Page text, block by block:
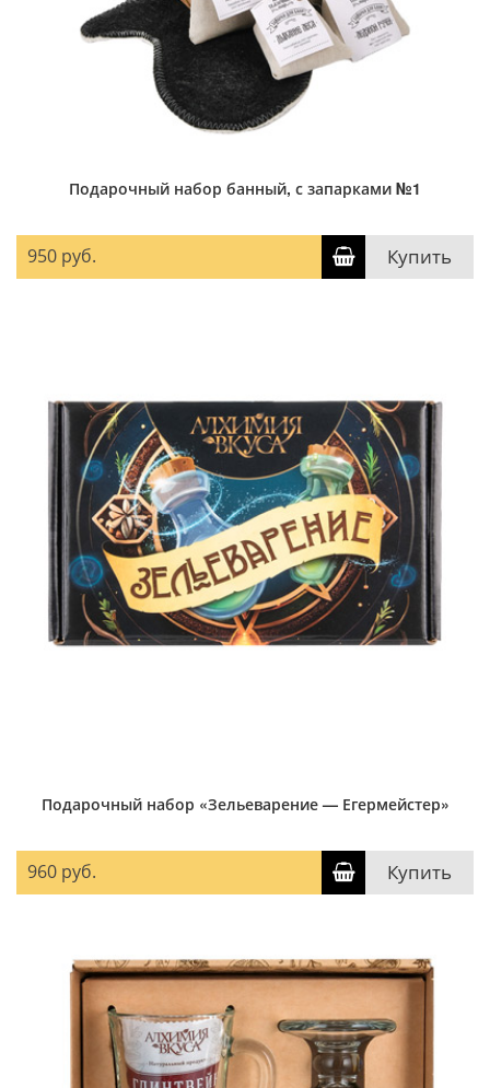
Подарочный набор банный, с запарками №1
950 руб. Купить
Подарочный набор «Зельеварение — Егермейстер»
960 руб. Купить